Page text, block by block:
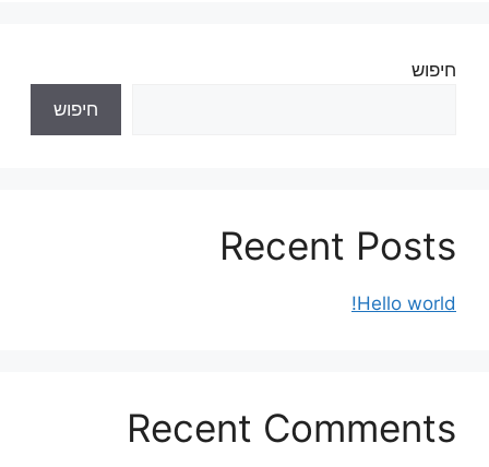
חיפוש
חיפוש
Recent Posts
Hello world!
Recent Comments